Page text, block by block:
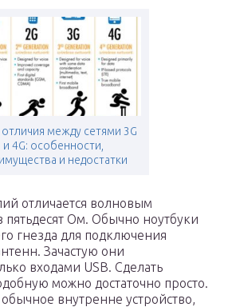
между сетями 3G
и 4G: особенности,
и недостатки
отличается волновым
пятьдесят Ом. Обычно ноутбуки
гнезда для подключения
Зачастую они
входами USB. Сделать
можно достаточно просто.
обычное внутренне устройство,